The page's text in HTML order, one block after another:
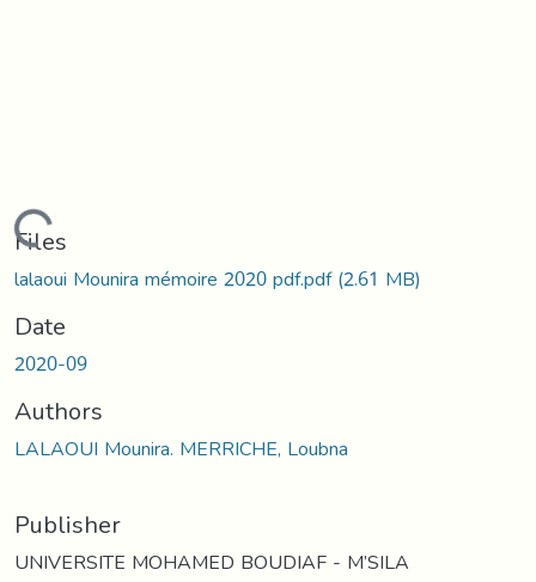
Loading...
Files
lalaoui Mounira mémoire 2020 pdf.pdf(2.61 MB)
Date
2020-09
Authors
LALAOUI Mounira. MERRICHE, Loubna
Publisher
UNIVERSITE MOHAMED BOUDIAF - M’SILA